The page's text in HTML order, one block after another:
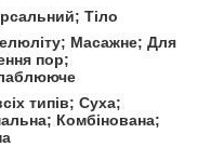
Тіло
Масажне; Для
пор;
типів; Суха;
Комбінована;